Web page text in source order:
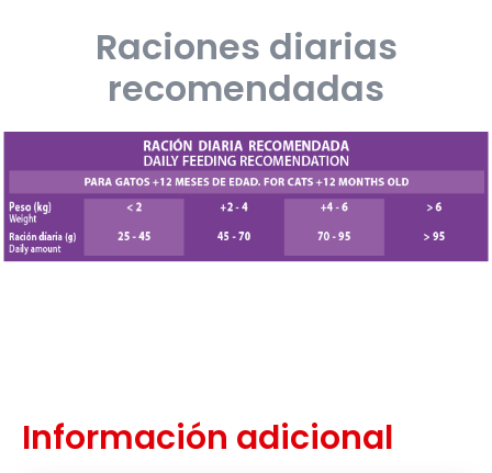
Raciones diarias
recomendadas
Información adicional